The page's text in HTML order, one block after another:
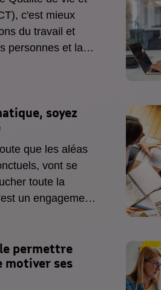
c'est mieux
du travail et
personnes et la
soyez
que les aléas
vont se
toute la
un engagement
défi pour les
être une des
permettre
motiver ses